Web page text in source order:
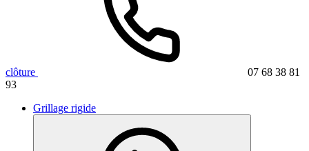
clôture
07 68 38 81
93
Grillage rigide